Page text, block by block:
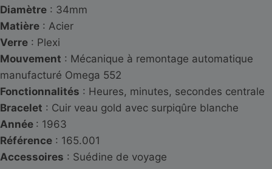
Diamètre : 34mm
Matière : Acier
Verre : Plexi
Mouvement : Mécanique à remontage automatique
manufacturé Omega 552
Fonctionnalités : Heures, minutes, secondes centrale
Bracelet : Cuir veau gold avec surpiqûre blanche
Année : 1963
Référence : 165.001
Accessoires : Suédine de voyage